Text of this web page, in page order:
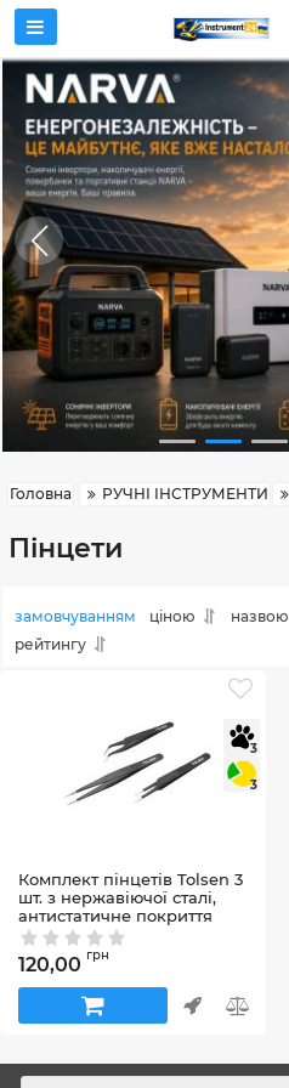
Головна РУЧНІ ІНСТРУМЕНТИ
Пінцети
замовчуванням ціною
назвою
рейтингу
3
3
Комплект пінцетів Tolsen 3
шт. з нержавіючої сталі,
антистатичне покриття
Артикул:38085
120,00 грн